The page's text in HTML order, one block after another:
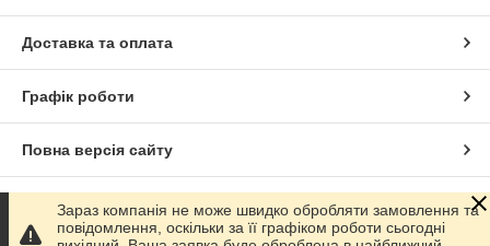
Доставка та оплата
Графік роботи
Повна версія сайту
Сайт створено на маркетплейсіProm.ua
Зараз компанія не може швидко обробляти замовлення та
повідомлення, оскільки за її графіком роботи сьогодні